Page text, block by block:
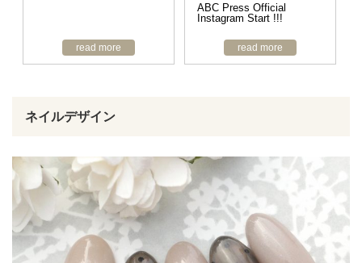
read more
ABC Press Official
Instagram Start !!!
read more
ネイルデザイン